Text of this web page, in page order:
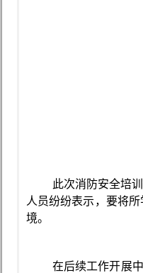
此次消防安全培
人员纷纷表示，要将
境。
在后续工作开展